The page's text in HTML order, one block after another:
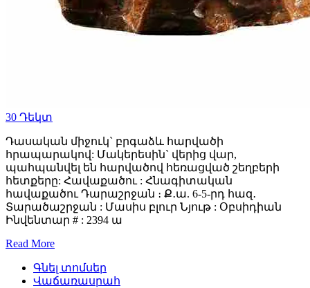
30 Դեկտ
Դասական միջուկ` բրգաձև հարվածի
հրապարակով: Մակերեսին` վերից վար,
պահպանվել են հարվածով հեռացված շեղբերի
հետքերը: Հավաքածու : Հնագիտական
հավաքածու Դարաշրջան ։ Ք․ա. 6-5-րդ հազ․
Տարածաշրջան : Մասիս բլուր Նյութ : Օբսիդիան
Ինվենտար # : 2394 ա
Read More
Գնել տոմսեր
Վաճառասրահ